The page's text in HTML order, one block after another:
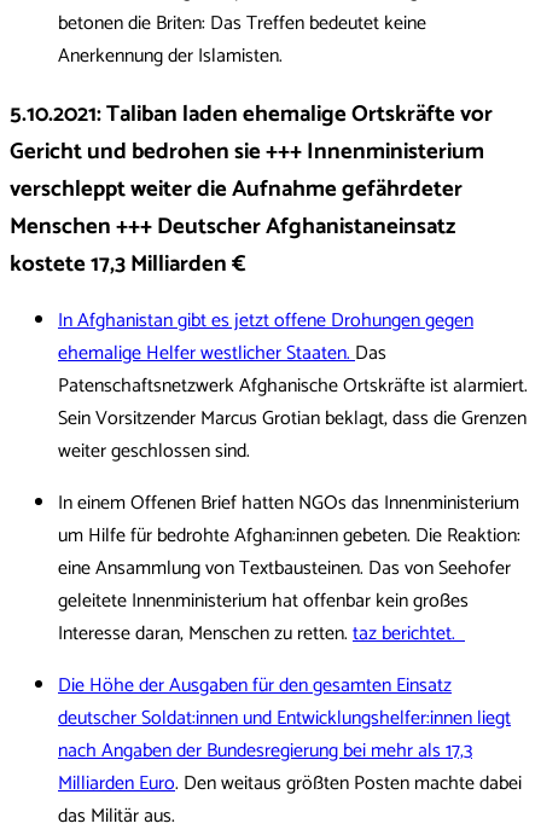
betonen die Briten: Das Treffen bedeutet keine
Anerkennung der Islamisten.
5.10.2021:Taliban laden ehemalige Ortskräfte vor
Gericht und bedrohen sie +++ Innenministerium
verschleppt weiter die Aufnahme gefährdeter
Menschen +++ Deutscher Afghanistaneinsatz
kostete 17,3 Milliarden €
In Afghanistan gibt es jetzt offene Drohungen gegen
ehemalige Helfer westlicher Staaten.Das
Patenschaftsnetzwerk Afghanische Ortskräfte ist alarmiert.
Sein Vorsitzender Marcus Grotian beklagt, dass die Grenzen
weiter geschlossen sind.
In einem Offenen Brief hatten NGOs das Innenministerium
um Hilfe für bedrohte Af­gha­n:in­nen gebeten. Die Reaktion:
eine Ansammlung von Textbausteinen. Das von Seehofer
geleitete Innenministerium hat offenbar kein großes
Interesse daran, Menschen zu retten.taz berichtet.
Die Höhe der Ausgaben für den gesamten Einsatz
deutscher Soldat:innen und Entwicklungshelfer:innen liegt
nach Angaben der Bundesregierung bei mehr als 17,3
Milliarden Euro. Den weitaus größten Posten machte dabei
das Militär aus.